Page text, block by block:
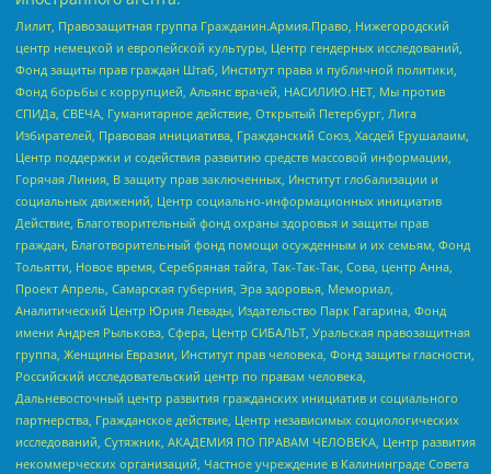
Лилит, Правозащитная группа Гражданин.Армия.Право, Нижегородский
центр немецкой и европейской культуры, Центр гендерных исследований,
Фонд защиты прав граждан Штаб, Институт права и публичной политики,
Фонд борьбы с коррупцией, Альянс врачей, НАСИЛИЮ.НЕТ, Мы против
СПИДа, СВЕЧА, Гуманитарное действие, Открытый Петербург, Лига
Избирателей, Правовая инициатива, Гражданский Союз, Хасдей Ерушалаим,
Центр поддержки и содействия развитию средств массовой информации,
Горячая Линия, В защиту прав заключенных, Институт глобализации и
социальных движений, Центр социально-информационных инициатив
Действие, Благотворительный фонд охраны здоровья и защиты прав
граждан, Благотворительный фонд помощи осужденным и их семьям, Фонд
Тольятти, Новое время, Серебряная тайга, Так-Так-Так, Сова, центр Анна,
Проект Апрель, Самарская губерния, Эра здоровья, Мемориал,
Аналитический Центр Юрия Левады, Издательство Парк Гагарина, Фонд
имени Андрея Рылькова, Сфера, Центр СИБАЛЬТ, Уральская правозащитная
группа, Женщины Евразии, Институт прав человека, Фонд защиты гласности,
Российский исследовательский центр по правам человека,
Дальневосточный центр развития гражданских инициатив и социального
партнерства, Гражданское действие, Центр независимых социологических
исследований, Сутяжник, АКАДЕМИЯ ПО ПРАВАМ ЧЕЛОВЕКА, Центр развития
некоммерческих организаций, Частное учреждение в Калининграде Совета